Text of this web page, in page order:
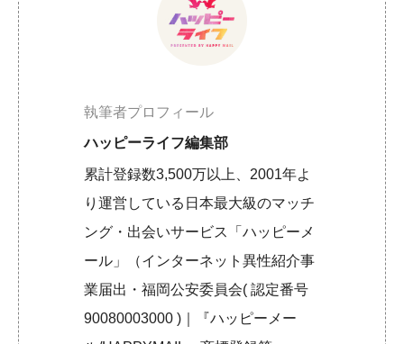
執筆者プロフィール
ハッピーライフ編集部
累計登録数3,500万以上、2001年よ
り運営している日本最大級のマッチ
ング・出会いサービス「ハッピーメ
ール」（インターネット異性紹介事
業届出・福岡公安委員会( 認定番号
90080003000 )｜『ハッピーメー